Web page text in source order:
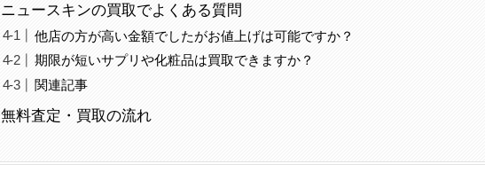
ニュースキンの買取でよくある質問
他店の方が高い金額でしたがお値上げは可能ですか？
期限が短いサプリや化粧品は買取できますか？
関連記事
無料査定・買取の流れ